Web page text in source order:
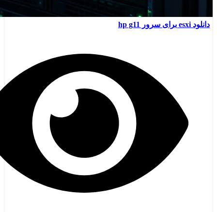
دانلود esxi برای سرور hp g11